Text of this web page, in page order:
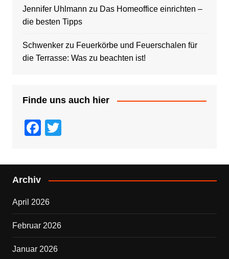
Jennifer Uhlmann zu Das Homeoffice einrichten –
die besten Tipps
Schwenkerzu Feuerkörbe und Feuerschalen für
die Terrasse: Was zu beachten ist!
Finde uns auch hier
F
c
e
o
o
k
tt
er
Archiv
April 2026
Februar 2026
Januar 2026